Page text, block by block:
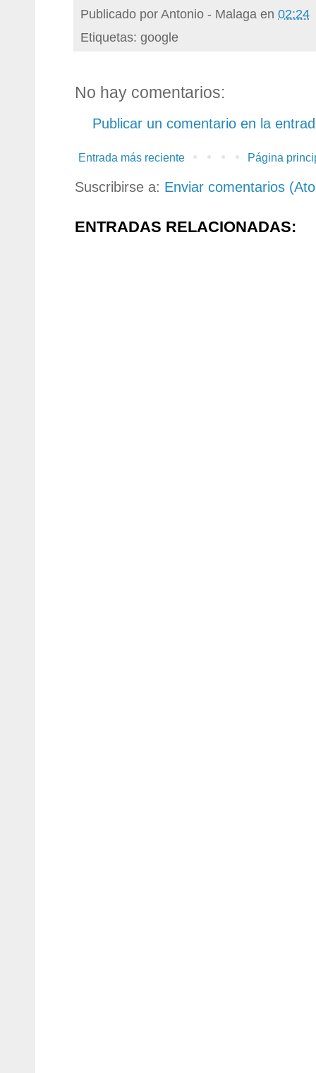
Publicado porAntonio - Malaga en 02:24
Etiquetas: google
No hay comentarios:
Publicar un comentario en la
Entrada más reciente Página
Suscribirse a: Enviar comentarios
ENTRADAS RELACIONADAS: